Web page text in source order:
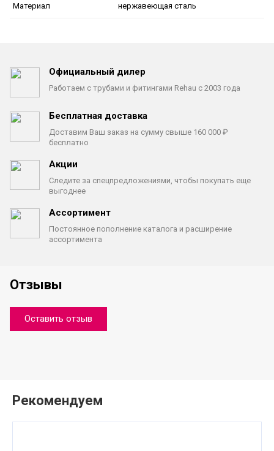
Материал нержавеющая сталь
Официальный дилер
Работаем с трубами и фитингами Rehau с 2003 года
Бесплатная доставка
Доставим Ваш заказ на сумму свыше 160 000 ₽
бесплатно
Акции
Следите за спецпредложениями, чтобы покупать еще
выгоднее
Ассортимент
Постоянное пополнение каталога и расширение
ассортимента
Отзывы
Оставить отзыв
Рекомендуем